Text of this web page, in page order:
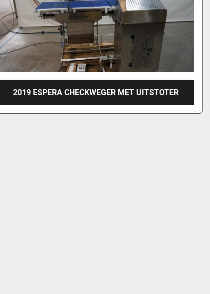
2019 ESPERA CHECKWEGER MET UITSTOTER